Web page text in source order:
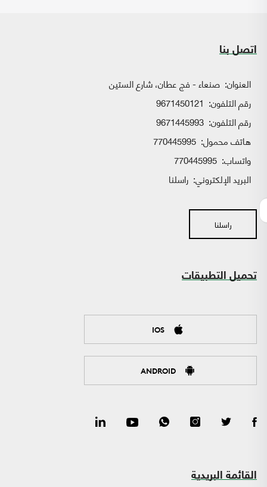
اتصل بنا
العنوان: صنعاء - فج عطان، شارع الستين
رقم التلفون: 9671450121
رقم التلفون: 9671445993
هاتف محمول: 770445995
واتساب:
البريد الإلكتروني: راسلنا
راسلنا
تحميل التطبيقات
IOS
ANDROID
القائمة البريدية